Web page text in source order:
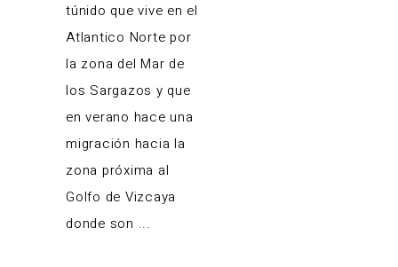
túnido que vive en el
Atlantico Norte por
la zona del Mar de
los Sargazos y que
en verano hace una
migración hacia la
zona próxima al
Golfo de Vizcaya
donde son